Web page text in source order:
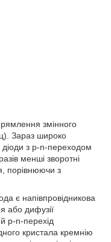
змінного
Зараз широко
діоди з р-n-переходом
менші зворотні
порівнюючи з
є напівпровідникова
або дифузії
р-n-перехід
кристала кремнію